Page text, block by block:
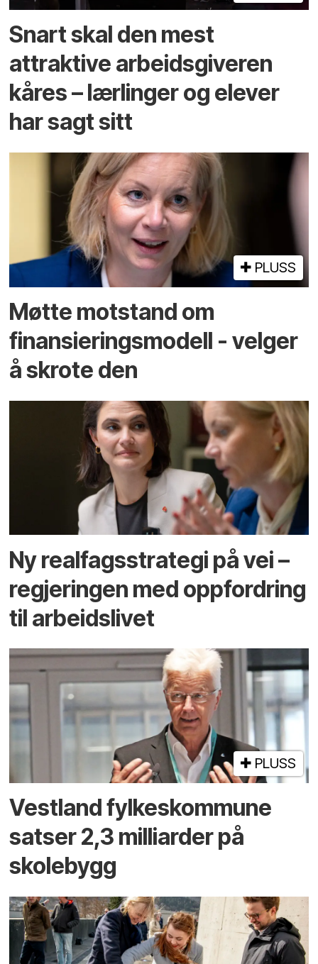
Snart skal den mest
attraktive arbeidsgiveren
kåres – lærlinger og elever
har sagt sitt
PLUSS
Møtte motstand om
finansierings­­modell - velger
å skrote den
Ny realfagsstrategi på vei –
regjeringen med oppfordring
til arbeidslivet
PLUSS
Vestland fylkes­kommune
satser 2,3 milliarder på
skolebygg